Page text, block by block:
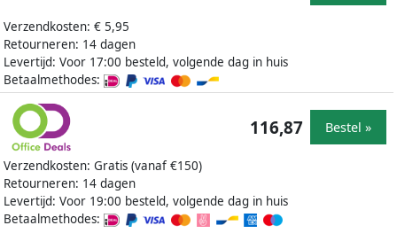
Verzendkosten: € 5,95
Retourneren: 14 dagen
Levertijd: Voor 17:00 besteld, volgende dag in huis
Betaalmethodes:
Verzendkosten: Gratis (vanaf €150)
Retourneren: 14 dagen
Levertijd: Voor 19:00 besteld, volgende dag in huis
Betaalmethodes:
116,87 Bestel »